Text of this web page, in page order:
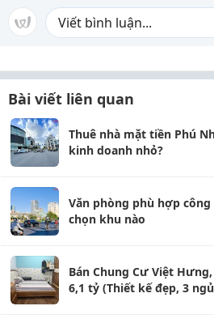
Bài viết liên quan
Thuê nhà mặt tiền Phú
kinh doanh nhỏ?
Văn phòng phù hợp
chọn khu nào
Bán Chung Cư Việt
6,1 tỷ (Thiết kế đẹp, 3